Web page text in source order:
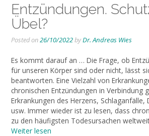
Entzündungen.
Übel?
Posted on26/10/2022byDr. Andreas Wies
Es kommt darauf an … Die Frage, ob
für unseren Körper sind oder nicht, lässt
beantworten. Eine Vielzahl von
chronischen Entzündungen in Verbindung
Erkrankungen des Herzens, Schlaganfälle,
usw. Immer wieder ist zu lesen, dass
zu den häufigsten Todesursachen
Weiter lesen